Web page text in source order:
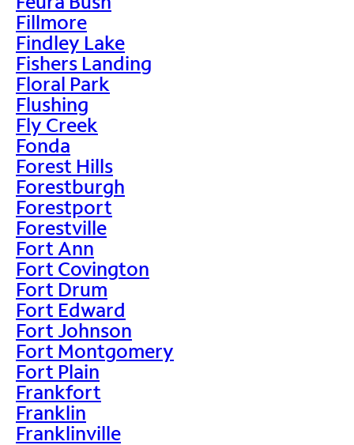
Fillmore
Findley Lake
Fishers Landing
Floral Park
Flushing
Fly Creek
Fonda
Forest Hills
Forestburgh
Forestport
Forestville
Fort Ann
Fort Covington
Fort Drum
Fort Edward
Fort Johnson
Fort Montgomery
Fort Plain
Frankfort
Franklin
Franklinville